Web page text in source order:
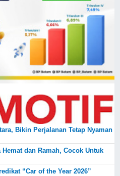
Bikin Perjalanan Tetap Nyaman
dan Ramah, Cocok Untuk
“Car of the Year 2026”